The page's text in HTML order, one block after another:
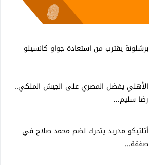
برشلونة يقترب من استعادة جواو كانسيلو
الأهلي يفضل المصري على الجيش الملكي..
رضا سليم...
أتلتيكو مدريد يتحرك لضم محمد صلاح في
صفقة...